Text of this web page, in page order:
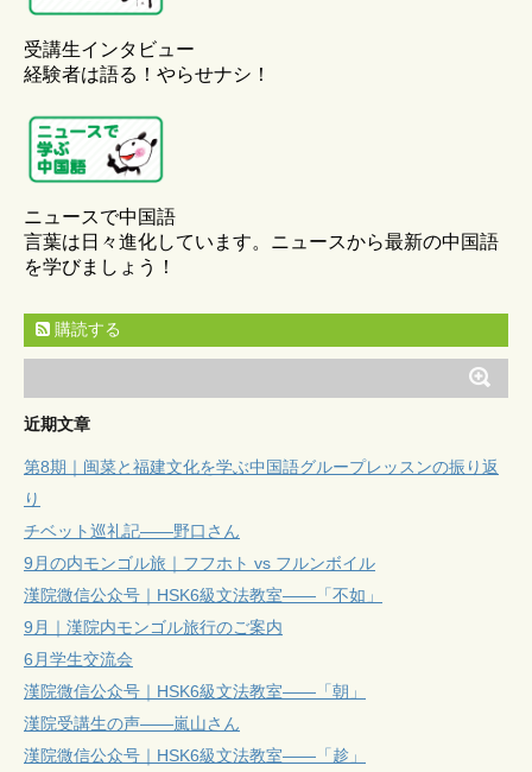
受講生インタビュー
経験者は語る！やらせナシ！
ニュースで中国語
言葉は日々進化しています。ニュースから最新の中国語
を学びましょう！
購読する
近期文章
第8期｜闽菜と福建文化を学ぶ中国語グループレッスンの振り返
り
チベット巡礼記——野口さん
9月の内モンゴル旅｜フフホト vs フルンボイル
漢院微信公众号｜HSK6級文法教室——「不如」
9月｜漢院内モンゴル旅行のご案内
6月学生交流会
漢院微信公众号｜HSK6級文法教室——「朝」
漢院受講生の声——嵐山さん
漢院微信公众号｜HSK6級文法教室——「趁」